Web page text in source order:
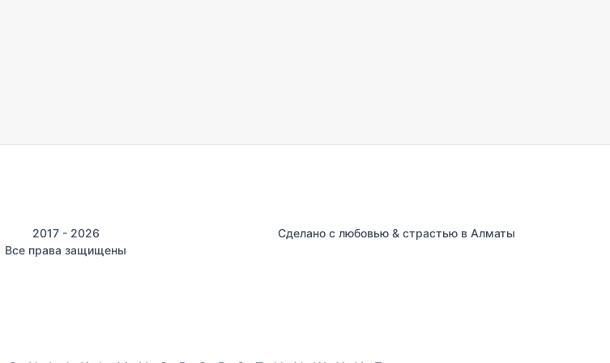
2017 - 2026
Все права защищены
Сделано с любовью & страстью в Алматы